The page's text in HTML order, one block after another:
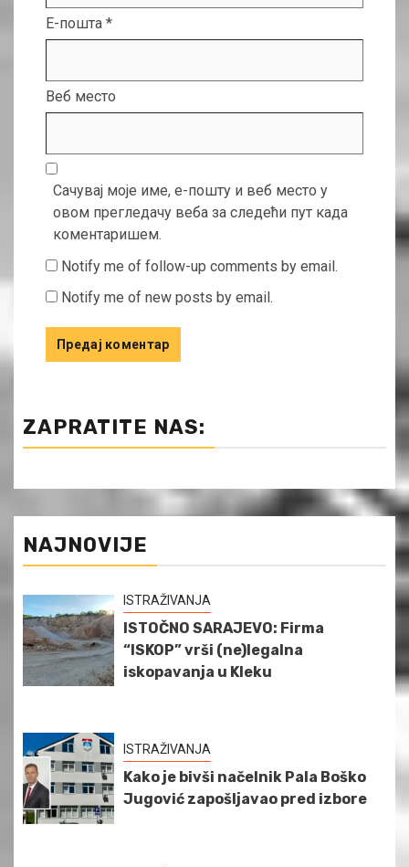
Е-пошта *
Веб место
Сачувај моје име, е-пошту и веб место у
овом прегледачу веба за следећи пут када
коментаришем.
Notify me of follow-up comments by email.
Notify me of new posts by email.
ZAPRATITE NAS:
NAJNOVIJE
ISTRAŽIVANJA
ISTOČNO SARAJEVO: Firma
“ISKOP” vrši (ne)legalna
iskopavanja u Kleku
ISTRAŽIVANJA
Kako je bivši načelnik Pala Boško
Jugović zapošljavao pred izbore